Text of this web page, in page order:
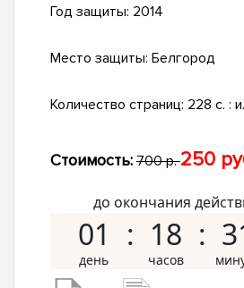
Год защиты: 2014
Место защиты: Белгород
Количество страниц: 228 с. :
Стоимость: 700 р.250
до окончания
01 18